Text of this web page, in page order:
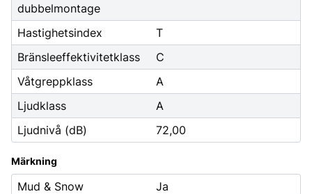
dubbelmontage
Hastighetsindex
T
Bränsleeffektivitetklass
C
Våtgreppklass
A
Ljudklass
A
Ljudnivå (dB)
72,00
Märkning
Mud & Snow
Ja